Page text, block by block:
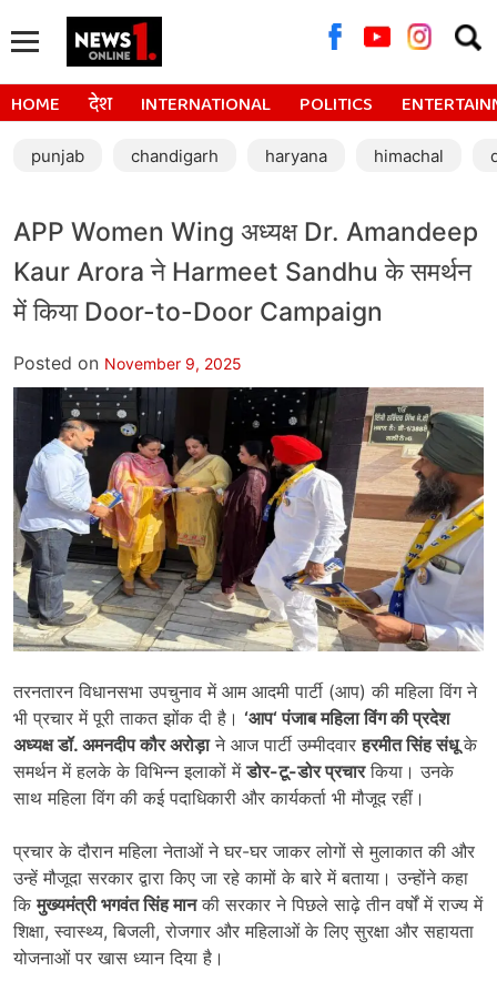
for:
HOME देश INTERNATIONAL POLITICS
punjab chandigarh haryana himachal
APP Women Wing अध्यक्ष Dr. Amandeep
Kaur Arora ने Harmeet Sandhu के समर्थन
में किया Door-to-Door Campaign
Posted on November 9, 2025
तरनतारन विधानसभा उपचुनाव में आम आदमी पार्टी (आप) की महिला विंग ने
भी प्रचार में पूरी ताकत झोंक दी है। ‘आप‘पंजाब महिला विंग की प्रदेश
अध्यक्ष डॉ. अमनदीप कौर अरोड़ाने आज पार्टी उम्मीदवारहरमीत सिंह संधूके
समर्थन में हलके के विभिन्न इलाकों मेंडोर-टू-डोर प्रचारकिया। उनके
साथ महिला विंग की कई पदाधिकारी और कार्यकर्ता भी मौजूद रहीं।
प्रचार के दौरान महिला नेताओं ने घर-घर जाकर लोगों से मुलाकात की और
उन्हें मौजूदा सरकार द्वारा किए जा रहे कामों के बारे में बताया। उन्होंने कहा
किमुख्यमंत्री भगवंत सिंह मानकी सरकार ने पिछले साढ़े तीन वर्षों में राज्य में
शिक्षा, स्वास्थ्य, बिजली, रोजगार और महिलाओं के लिए सुरक्षा और सहायता
योजनाओं पर खास ध्यान दिया है।